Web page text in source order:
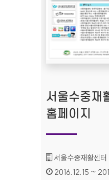
서울수중재
홈페이지
기관명 :
서울수중재활센터
인증기간 :
2016.12.15 ~